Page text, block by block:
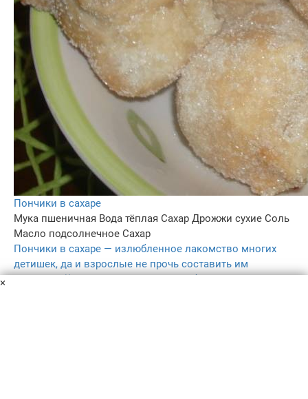
Пончики в сахаре
Мука пшеничная Вода тёплая Сахар Дрожжи сухие Соль
Масло подсолнечное Сахар
Пончики в сахаре — излюбленное лакомство многих
детишек, да и взрослые не прочь составить им
×